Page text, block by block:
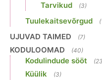
Tarvikud (3)
Tuulekaitsevõrgud
UJUVAD TAIMED (7)
KODULOOMAD (40)
Kodulindude sööt
Küülik (3)